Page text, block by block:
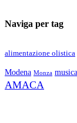
Naviga per tag
alimentazione olistica
Modena Monza musica
AMACA